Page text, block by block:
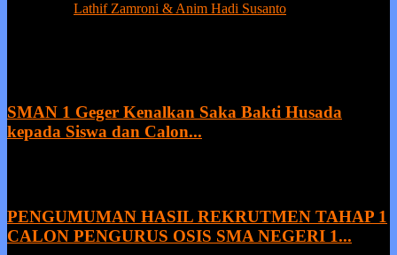
Lathif Zamroni & Anim Hadi Susanto
SMAN 1 Geger Kenalkan Saka Bakti Husada
kepada Siswa dan Calon...
PENGUMUMAN HASIL REKRUTMEN TAHAP 1
CALON PENGURUS OSIS SMA NEGERI 1...